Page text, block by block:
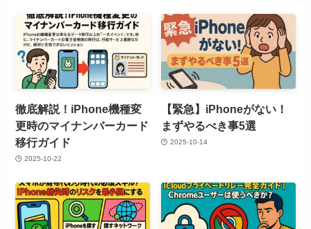
徹底解説！iPhone機種変
更時のマイナンバーカード
移行ガイド
2025-10-22
【緊急】iPhoneがない！
まずやるべき事5選
2025-10-14